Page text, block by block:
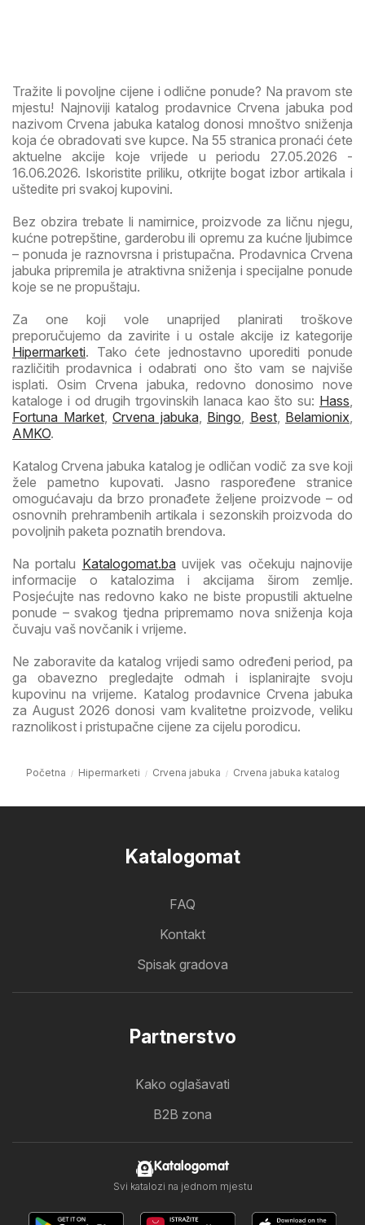
Tražite li povoljne cijene i odlične ponude? Na pravom ste
mjestu! Najnoviji katalog prodavnice Crvena jabuka pod
nazivom Crvena jabuka katalog donosi mnoštvo sniženja
koja će obradovati sve kupce. Na 55 stranica pronaći ćete
aktuelne akcije koje vrijede u periodu 27.05.2026 -
16.06.2026. Iskoristite priliku, otkrijte bogat izbor artikala i
uštedite pri svakoj kupovini.
Bez obzira trebate li namirnice, proizvode za ličnu njegu,
kućne potrepštine, garderobu ili opremu za kućne ljubimce
– ponuda je raznovrsna i pristupačna. Prodavnica Crvena
jabuka pripremila je atraktivna sniženja i specijalne ponude
koje se ne propuštaju.
Za one koji vole unaprijed planirati troškove
preporučujemo da zavirite i u ostale akcije iz kategorije
Hipermarketi. Tako ćete jednostavno uporediti ponude
različitih prodavnica i odabrati ono što vam se najviše
isplati. Osim Crvena jabuka, redovno donosimo nove
kataloge i od drugih trgovinskih lanaca kao što su: Hass,
Fortuna Market, Crvena jabuka, Bingo, Best, Belamionix,
AMKO.
Katalog Crvena jabuka katalog je odličan vodič za sve koji
žele pametno kupovati. Jasno raspoređene stranice
omogućavaju da brzo pronađete željene proizvode – od
osnovnih prehrambenih artikala i sezonskih proizvoda do
povoljnih paketa poznatih brendova.
Na portalu Katalogomat.bauvijek vas očekuju najnovije
informacije o katalozima i akcijama širom zemlje.
Posjećujte nas redovno kako ne biste propustili aktuelne
ponude – svakog tjedna pripremamo nova sniženja koja
čuvaju vaš novčanik i vrijeme.
Ne zaboravite da katalog vrijedi samo određeni period, pa
ga obavezno pregledajte odmah i isplanirajte svoju
kupovinu na vrijeme. Katalog prodavnice Crvena jabuka
za August 2026 donosi vam kvalitetne proizvode, veliku
raznolikost i pristupačne cijene za cijelu porodicu.
Početna Hipermarketi Crvena jabuka Crvena jabuka katalog
Katalogomat
FAQ
Kontakt
Spisak gradova
Partnerstvo
Kako oglašavati
B2B zona
Katalogomat
Svi katalozi na jednom mjestu